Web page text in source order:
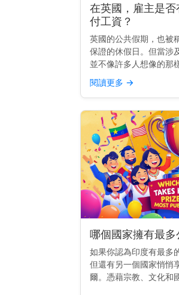
在英國，雇主是
付工資？
英國的公共假期，也被
保證的休假日。但當涉
並不像許多人想像的那
得工資，甚至是否可以
內容。 重點提示： 在
定，否則雇主法律上...
閱讀更多 →
哪個國家擁有最多
如果你認為印度有最多
但還有另一個國家悄悄
爾。憑藉宗教、文化和